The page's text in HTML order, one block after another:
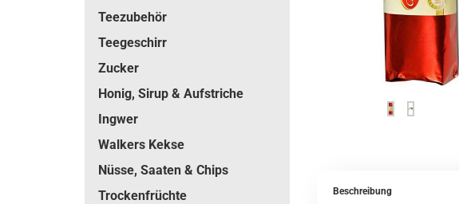
Beschreibung
Teezubehör
Teegeschirr
Zucker
Honig, Sirup & Aufstriche
Ingwer
Walkers Kekse
Nüsse, Saaten & Chips
Trockenfrüchte